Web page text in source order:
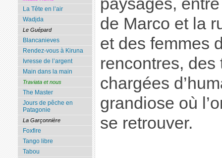
de Marco et la
et des femmes
rencontres,
chargées
grandiose où
se retrouver.
La Tête en l’air
Wadjda
Le Guépard
Blancanieves
Rendez-vous à Kiruna
Ivresse de l’argent
Main dans la main
Traviata et nous
The Master
Jours de pêche en
Patagonie
La Garçonnière
Foxfire
Tango libre
Tabou